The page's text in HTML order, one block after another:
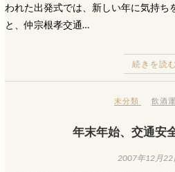
われた出発式では、新しい年に気持ち
と、仲宗根孝交通…
続きを読
未分類 飲酒
年末年始、交通安
2007年12月22